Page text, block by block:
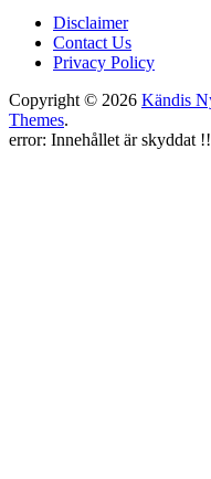
Disclaimer
Contact Us
Privacy Policy
Copyright © 2026 Kändis
Themes.
error: Innehållet är skyddat !!